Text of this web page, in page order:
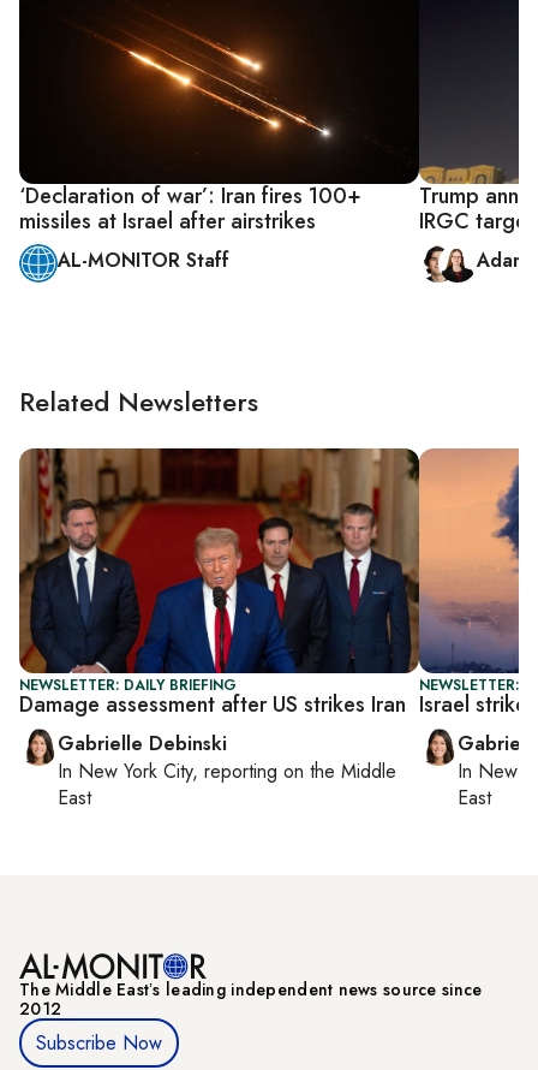
‘Declaration of war’: Iran fires 100+
missiles at Israel after airstrikes
AL-MONITOR Staff
Trump
IRGC
Adam
Related Newsletters
NEWSLETTER: DAILY BRIEFING
Damage assessment after US strikes Iran
Gabrielle Debinski
In New York City, reporting on the Middle
East
NEWSLETTER:
Israel
In New
East
The Middle Eastʼs leading independent news source since
2012
Subscribe Now